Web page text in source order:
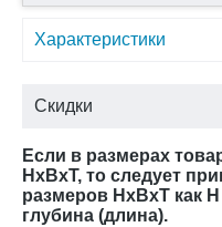
Характеристики
Скидки
Если в размерах
HxBxT, то следует
размеров HxBxT как
глубина (длина).